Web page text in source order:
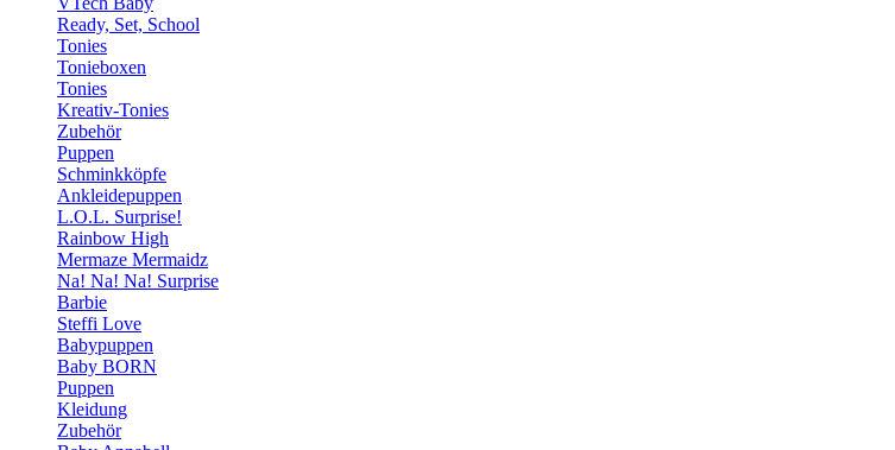
Ready, Set, School
Tonies
Tonieboxen
Tonies
Kreativ-Tonies
Zubehör
Puppen
Schminkköpfe
Ankleidepuppen
L.O.L. Surprise!
Rainbow High
Mermaze Mermaidz
Na! Na! Na! Surprise
Barbie
Steffi Love
Babypuppen
Baby BORN
Puppen
Kleidung
Zubehör